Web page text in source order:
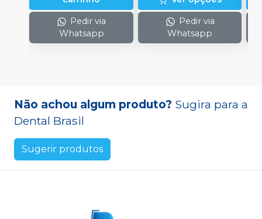
Pedir via
Whatsapp
Pedir via
Whatsapp
Não achou algum produto? Sugira para a
Dental Brasil
Sugerir produtos